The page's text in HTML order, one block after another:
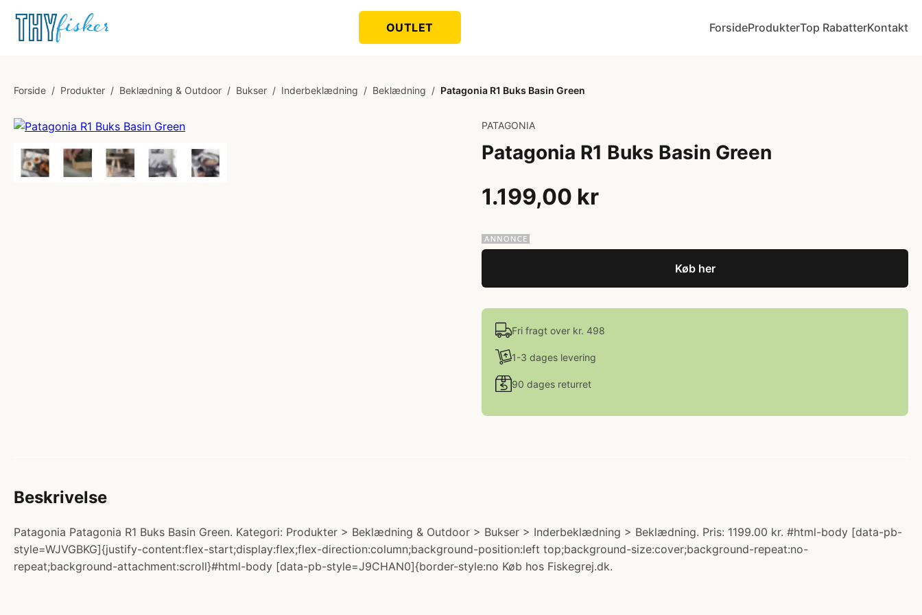
OUTLET ForsideProdukterTop RabatterKontakt
Forside / Produkter / Beklædning & Outdoor / Bukser / Inderbeklædning / Beklædning / Patagonia R1 Buks Basin Green
PATAGONIA
Patagonia R1 Buks Basin Green
1.199,00 kr
Køb her
Fri fragt over kr. 498
1-3 dages levering
90 dages returret
Beskrivelse
Patagonia Patagonia R1 Buks Basin Green. Kategori: Produkter > Beklædning & Outdoor > Bukser > Inderbeklædning > Beklædning. Pris: 1199.00 kr. #html-body [data-pb-
style=WJVGBKG]{justify-content:flex-start;display:flex;flex-direction:column;background-position:left top;background-size:cover;background-repeat:no-
repeat;background-attachment:scroll}#html-body [data-pb-style=J9CHAN0]{border-style:no Køb hos Fiskegrej.dk.